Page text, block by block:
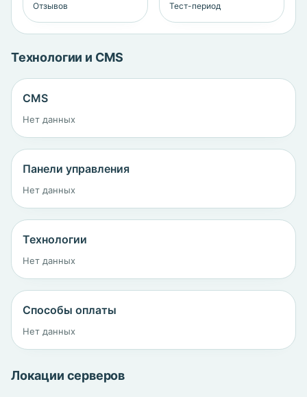
Отзывов Тест-период
Технологии и CMS
CMS
Нет данных
Панели управления
Нет данных
Технологии
Нет данных
Способы оплаты
Нет данных
Локации серверов